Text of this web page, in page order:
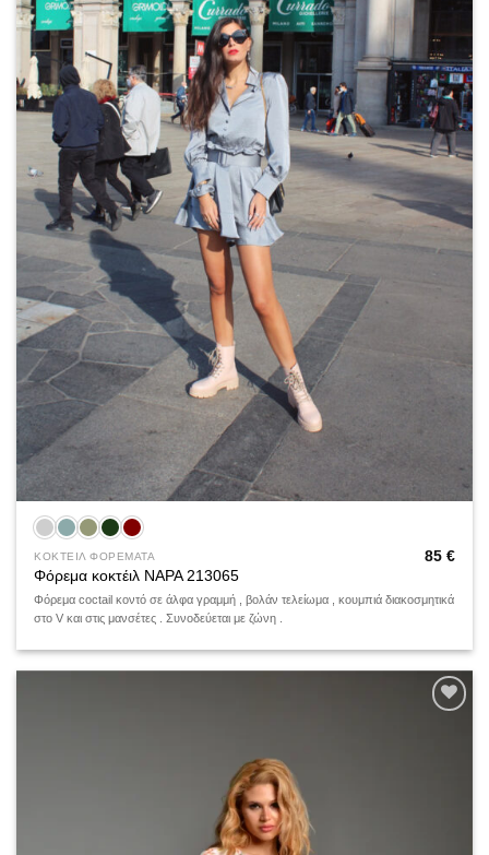
ΚΟΚΤΕΙΛ ΦΟΡΕΜΑΤΑ
Φόρεμα κοκτέιλ NAPA 213065
85 €
Φόρεμα coctail κοντό σε άλφα γραμμή , βολάν τελείωμα , κουμπιά διακοσμητικά
στο V και στις μανσέτες . Συνοδεύεται με ζώνη .